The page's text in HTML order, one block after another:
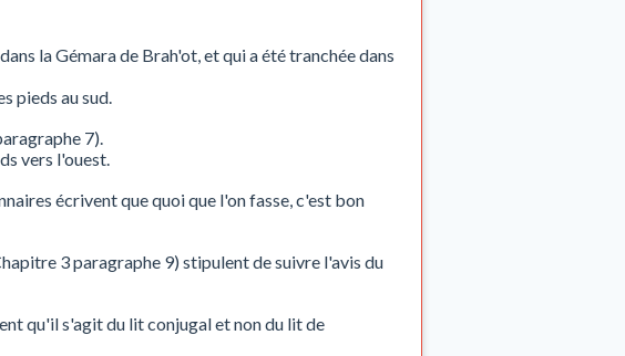
la Gémara de Brah'ot, et qui a été tranchée dans
pieds au sud.
7).
vers l'ouest.
écrivent que quoi que l'on fasse, c'est bon
3 paragraphe 9) stipulent de suivre l'avis du
qu'il s'agit du lit conjugal et non du lit de